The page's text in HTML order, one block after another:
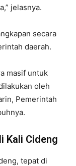
jelasnya.
secara
daerah.
masif untuk
oleh
Pemerintah
Kali Cideng
tepat di